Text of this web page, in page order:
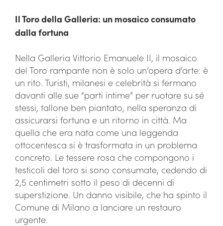
Il Toro della Galleria: un mosaico consumato
dalla fortuna
Nella Galleria Vittorio Emanuele II, il mosaico
del Toro rampante non è solo un’opera d’arte: è
un rito. Turisti, milanesi e celebrità si fermano
davanti alle sue “parti intime” per ruotare su sé
stessi, tallone ben piantato, nella speranza di
assicurarsi fortuna e un ritorno in città. Ma
quella che era nata come una leggenda
ottocentesca si è trasformata in un problema
concreto. Le tessere rosa che compongono i
testicoli del toro si sono consumate, cedendo di
2,5 centimetri sotto il peso di decenni di
superstizione. Un danno visibile, che ha spinto il
Comune di Milano a lanciare un restauro
urgente.